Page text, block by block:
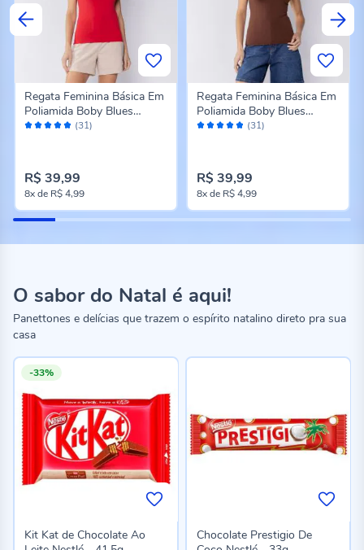
Avaliação: (31)
Regata Feminina Básica Em
Poliamida Boby Blues
Vermelho
R$ 39,99
8xde R$ 4,99
Avaliação: (31)
Regata Feminina Básica Em
Poliamida Boby Blues
Marrom
R$ 39,99
8xde R$ 4,99
O sabor do Natal é aqui!
Panettones e delícias que trazem o espírito natalino direto pra sua
casa
-33%
Kit Kat de Chocolate Ao
Chocolate Prestigio De